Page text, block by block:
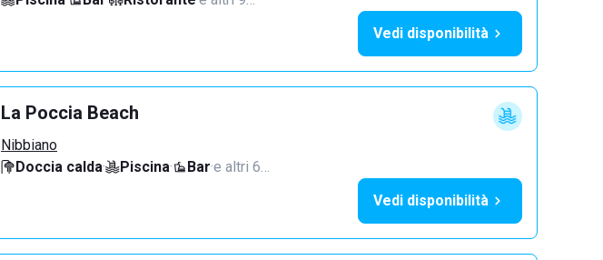
Vedi disponibilità
La Poccia Beach
Nibbiano
Doccia calda· Piscina· Bar·e altri 6…
Vedi disponibilità